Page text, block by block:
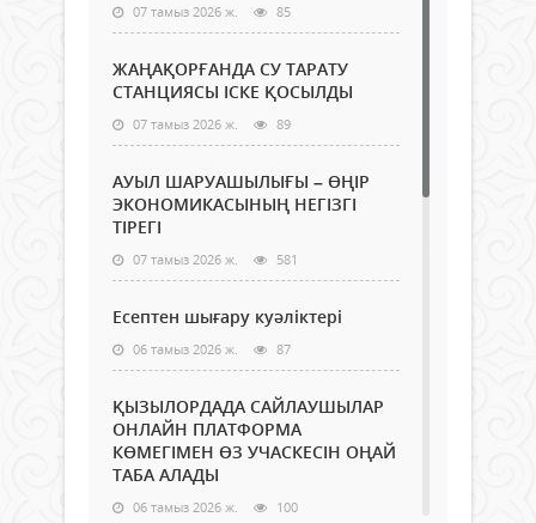
07 тамыз 2026 ж. 85
ЖАҢАҚОРҒАНДА СУ ТАРАТУ
СТАНЦИЯСЫ ІСКЕ ҚОСЫЛДЫ
07 тамыз 2026 ж. 89
АУЫЛ ШАРУАШЫЛЫҒЫ – ӨҢІР
ЭКОНОМИКАСЫНЫҢ НЕГІЗГІ
ТІРЕГІ
07 тамыз 2026 ж. 581
Есептен шығару куәліктері
06 тамыз 2026 ж. 87
ҚЫЗЫЛОРДАДА САЙЛАУШЫЛАР
ОНЛАЙН ПЛАТФОРМА
КӨМЕГІМЕН ӨЗ УЧАСКЕСІН ОҢАЙ
ТАБА АЛАДЫ
06 тамыз 2026 ж. 100